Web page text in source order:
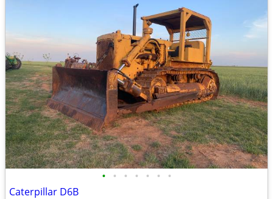
• • • • • • •
Caterpillar D6B